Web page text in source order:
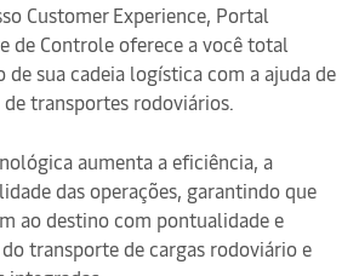
Customer Experience, Portal
de Controle oferece a você total
de sua cadeia logística com a ajuda de
transportes rodoviários.
aumenta a eficiência, a
das operações, garantindo que
ao destino com pontualidade e
transporte de cargas rodoviário e